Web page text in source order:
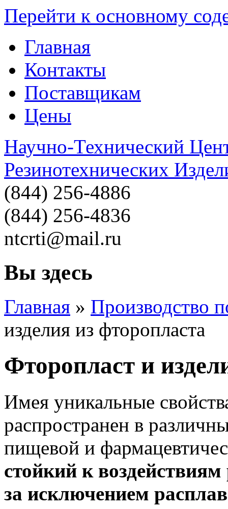
Перейти к основному
Главная
Контакты
Поставщикам
Цены
Научно-Технический
Резинотехнических
(844) 256-4886
(844) 256-4836
ntcrti@mail.ru
Вы здесь
Главная » Производство
изделия из фторопласта
Фторопласт и
Имея уникальные
распространен в
пищевой и
стойкий к
за исключением